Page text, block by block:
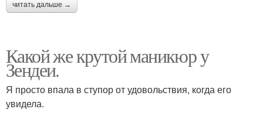
читать дальше →
Какой же крутой маникюр у
Зендеи.
Я просто впала в ступор от удовольствия, когда его
увидела.